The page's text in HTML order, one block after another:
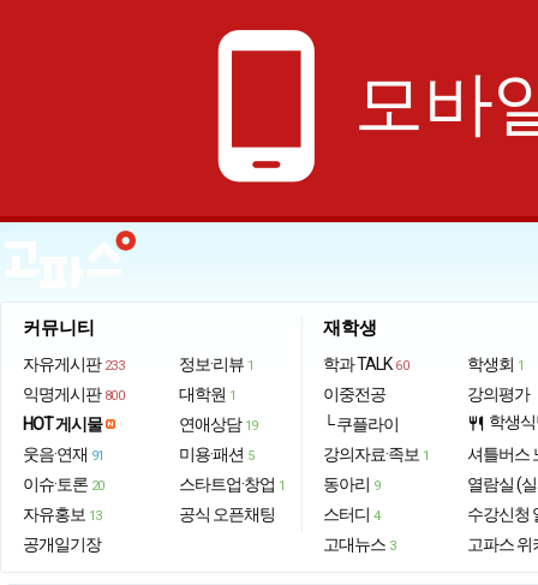
phone_android 모바
커뮤니티
자유게시판 233
익명게시판 800
HOT 게시물
웃음·연재 91
이슈·토론 20
자유홍보 13
공개일기장
정보·리뷰 1
대학원 1
연애상담 19
미용·패션 5
스타트업·창업 1
공식 오픈채팅
재학생
학과 TALK 60
이중전공
└ 쿠플라이
강의자료·족보 1
동아리 9
스터디 4
고대뉴스 3
학생회 1
강의평가
restaurant 학생
셔틀버스
열람실 (
수강신청
고파스 위